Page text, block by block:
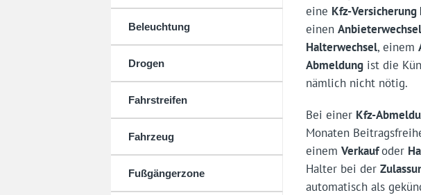
Beleuchtung
Drogen
Fahrstreifen
Fahrzeug
Fußgängerzone
eine Kfz-
einen Anbieterwechsel
Halterwechsel, einem
Abmeldungist die
nämlich nicht nötig.
Bei einer Kfz-
Monaten
einem Verkaufoder
Halter bei der
automatisch als